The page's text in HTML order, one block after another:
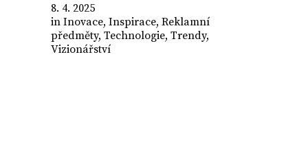
8. 4. 2025
in Inovace, Inspirace, Reklamní
předměty, Technologie, Trendy,
Vizionářství